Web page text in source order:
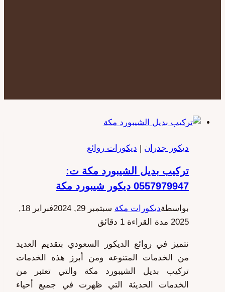
ديكور جدران | ديكورات روائع
تركيب بديل الشيبورد مكة ت:
0557979947 ديكور شيبورد مكة
بواسطةديكورات مكة سبتمبر 29, 2024
فبراير 18,
2025 مدة القراءة دقائق
نتميز في روائع الديكور السعودي بتقديم العديد
من الخدمات المتنوعه ومن أبرز هذه الخدمات
تركيب بديل الشيبورد مكة والتي تعتبر من
الخدمات الحديثة التي ظهرت في جميع أحياء